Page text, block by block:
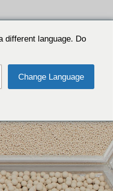
different language. Do
Change Language